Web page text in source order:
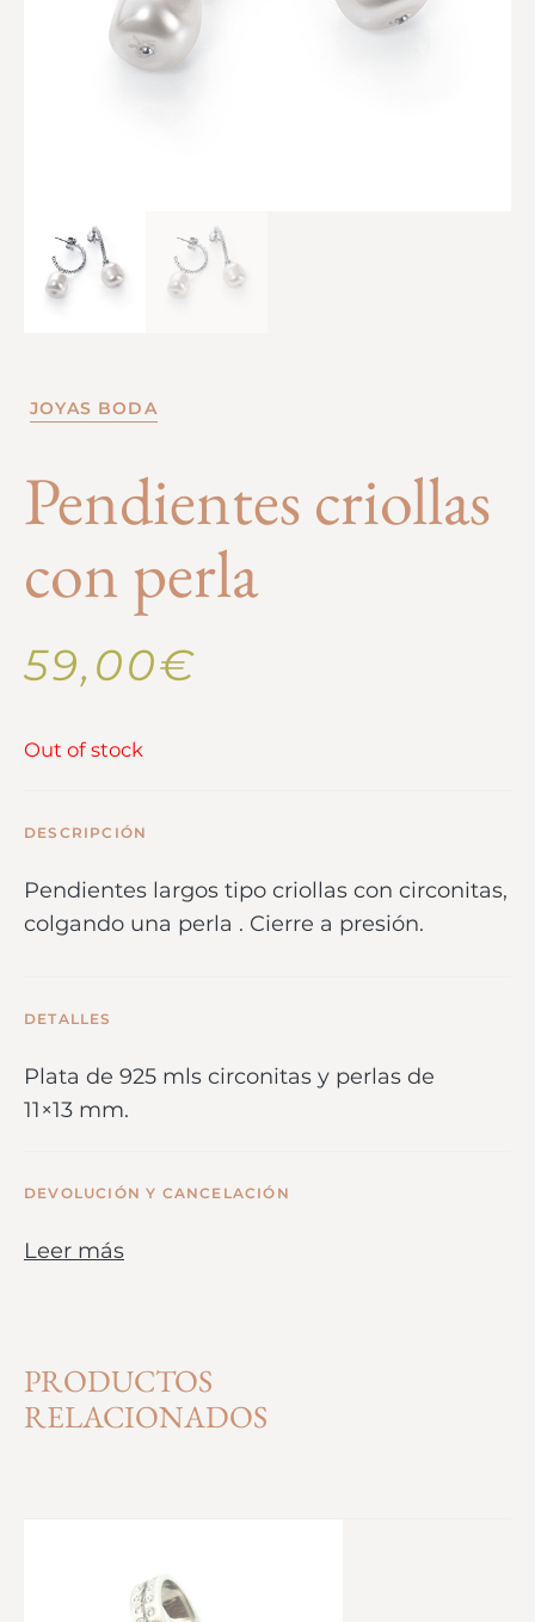
JOYAS BODA
Pendientes criollas
con perla
59,00€
Out of stock
DESCRIPCIÓN
Pendientes largos tipo criollas con circonitas,
colgando una perla . Cierre a presión.
DETALLES
Plata de 925 mls circonitas y perlas de
11×13 mm.
DEVOLUCIÓN Y CANCELACIÓN
Leer más
PRODUCTOS
RELACIONADOS